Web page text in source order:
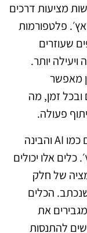
מציעות דרכים
פלטפורמות
שעוזרים
יותר.
מאפשר
זמן, מה
פעולה.
כמו כן, ניתן לראות את השפעתם של כלים כמו AI והבינה
אלו יכולים
של חלק
הכלים
את
להתנסות